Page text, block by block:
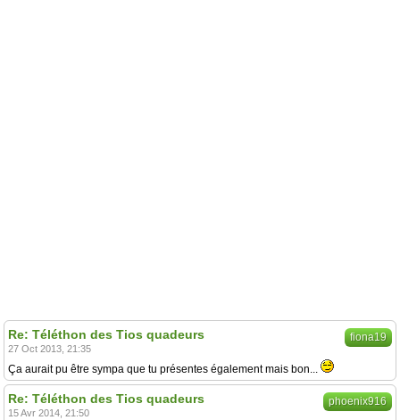
fiona19
Re: Téléthon des Tios quadeurs
27 Oct 2013, 21:35
Ça aurait pu être sympa que tu présentes également mais bon...
phoenix916
Re: Téléthon des Tios quadeurs
15 Avr 2014, 21:50